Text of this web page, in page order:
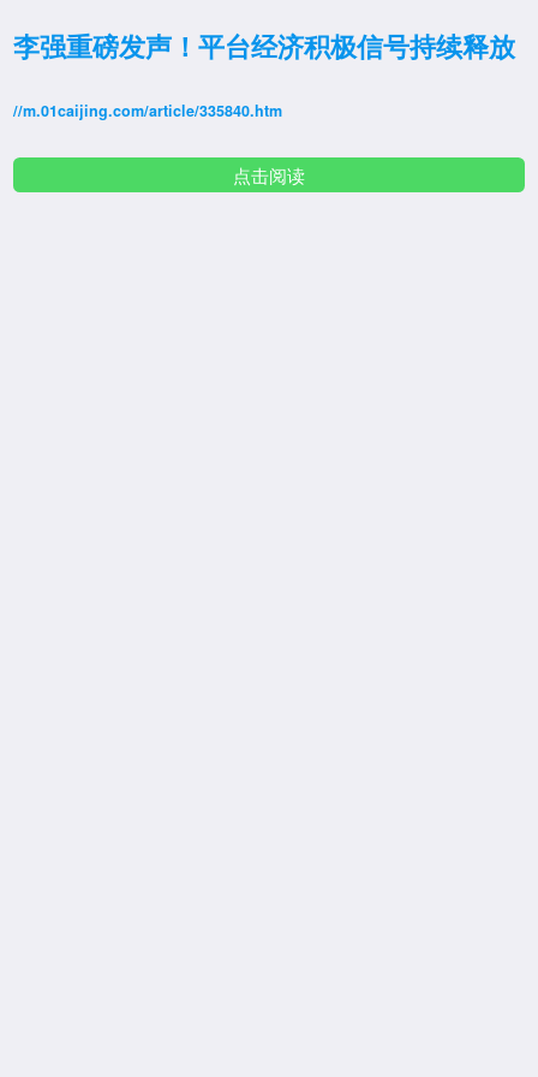
李强重磅发声！平台经济积极信号持续释放
//m.01caijing.com/article/335840.htm
点击阅读